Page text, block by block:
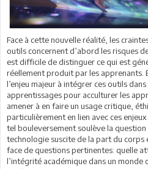
Face à cette nouvelle réalité, les
outils concernent d’abord les risques
est difficile de distinguer ce qui est
réellement produit par les apprenants.
l’enjeu majeur à intégrer ces outils
apprentissages pour acculturer les
amener à en faire un usage critique,
particulièrement en lien avec ces
tel bouleversement soulève la question
technologie suscite de la part du corps
face de questions pertinentes: quelle
l’intégrité académique dans un monde